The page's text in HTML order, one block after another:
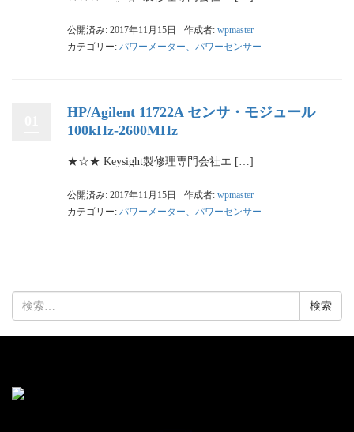
公開済み: 2017年11月15日 作成者: wpmaster
カテゴリー: パワーメーター、パワーセンサー
HP/Agilent 11722A センサ・モジュール
100kHz‑2600MHz
★☆★ Keysight製修理専門会社エ […]
公開済み: 2017年11月15日 作成者: wpmaster
カテゴリー: パワーメーター、パワーセンサー
索: